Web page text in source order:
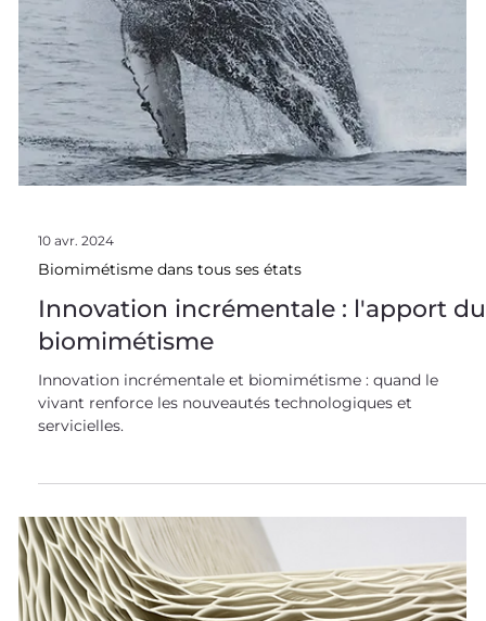
10 avr. 2024
Biomimétisme dans tous ses états
Innovation incrémentale : l'apport du
biomimétisme
vivant renforce les nouveautés technologiques et